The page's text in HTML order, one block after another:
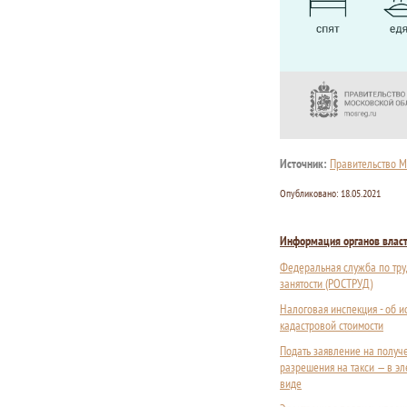
Источник: Правительство
Опубликовано: 18.05.2021
Информация органов
Федеральная служба по
занятости (РОСТРУД)
Налоговая инспекция - об
кадастровой стоимости
Подать заявление на
разрешения на такси — в
виде